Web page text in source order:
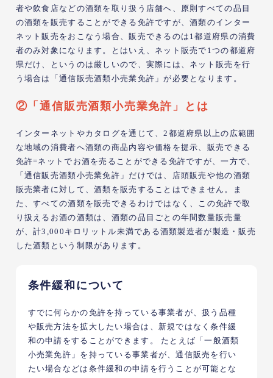
者や飲食店などの酒類を取り扱う店舗へ、原則すべての品目
の酒類を販売することができる免許ですが、酒類のインター
ネット販売をおこなう場合、販売できるのは1都道府県の消費
者のみ対象になります。とはいえ、ネット販売で1つの都道府
県だけ、というのは厳しいので、実際には、ネット販売を行
う場合は「通信販売酒類小売業免許」が必要となります。
②「通信販売酒類小売業免許」とは
インターネットやカタログを通じて、2都道府県以上の広範囲
な地域の消費者へ酒類の商品内容や価格を提示、販売できる
免許=ネットでお酒を売ることができる免許ですが、一方で、
「通信販売酒類小売業免許」だけでは、店頭販売や他の酒類
販売業者に対して、酒類を販売することはできません。ま
た、すべての酒類を販売できるわけではなく、この免許で取
り扱えるお酒の酒類は、酒類の品目ごとの年間数量販売量
が、計3,000キロリットル未満である酒類製造者が製造・販売
した酒類という制限があります。
条件緩和について
すでに何らかの免許を持っている事業者が、扱う品種
や販売方法を拡大したい場合は、新規ではなく条件緩
和の申請をすることができます。 たとえば「一般酒類
小売業免許」を持っている事業者が、通信販売を行い
たい場合などは条件緩和の申請を行うことが可能とな